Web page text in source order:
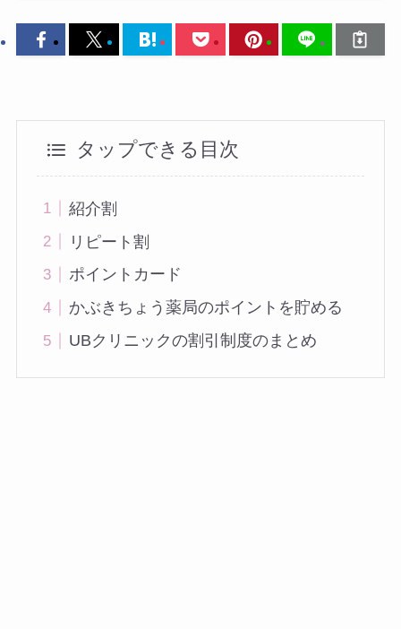
タップできる目次
紹介割
リピート割
ポイントカード
かぶきちょう薬局のポイントを貯める
UBクリニックの割引制度のまとめ